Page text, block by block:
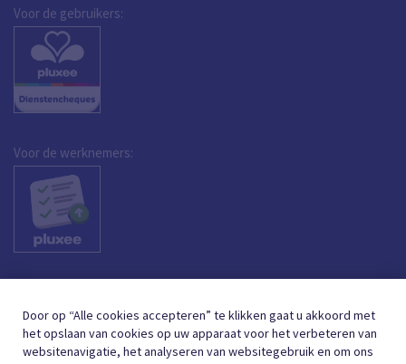
Voor de gebruikers:
Voor de werknemers:
Door op “Alle cookies accepteren” te klikken gaat u akkoord met
het opslaan van cookies op uw apparaat voor het verbeteren van
websitenavigatie, het analyseren van websitegebruik en om ons